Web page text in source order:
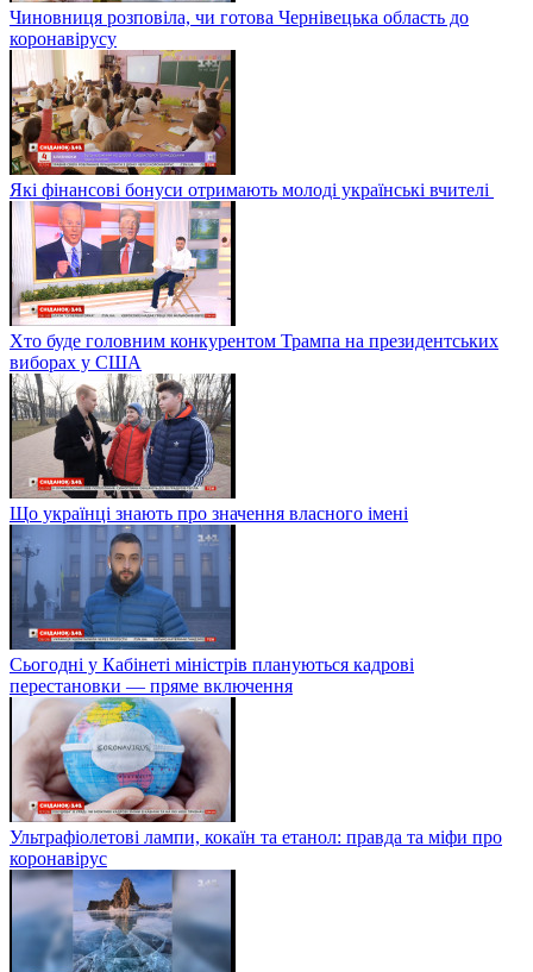
Чиновниця розповіла, чи готова Чернівецька область до
коронавірусу
Які фінансові бонуси отримають молоді українські вчителі
Хто буде головним конкурентом Трампа на президентських
виборах у США
Що українці знають про значення власного імені
Сьогодні у Кабінеті міністрів плануються кадрові
перестановки — пряме включення
Ультрафіолетові лампи, кокаїн та етанол: правда та міфи про
коронавірус